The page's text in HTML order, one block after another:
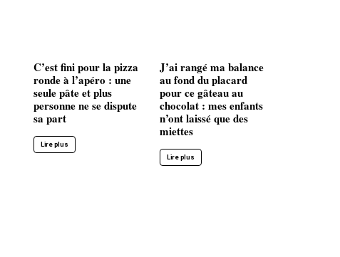
C’est fini pour la pizza
ronde à l’apéro : une
seule pâte et plus
personne ne se dispute
sa part
Lire plus
J’ai rangé ma balance
au fond du placard
pour ce gâteau au
chocolat : mes enfants
n’ont laissé que des
miettes
Lire plus